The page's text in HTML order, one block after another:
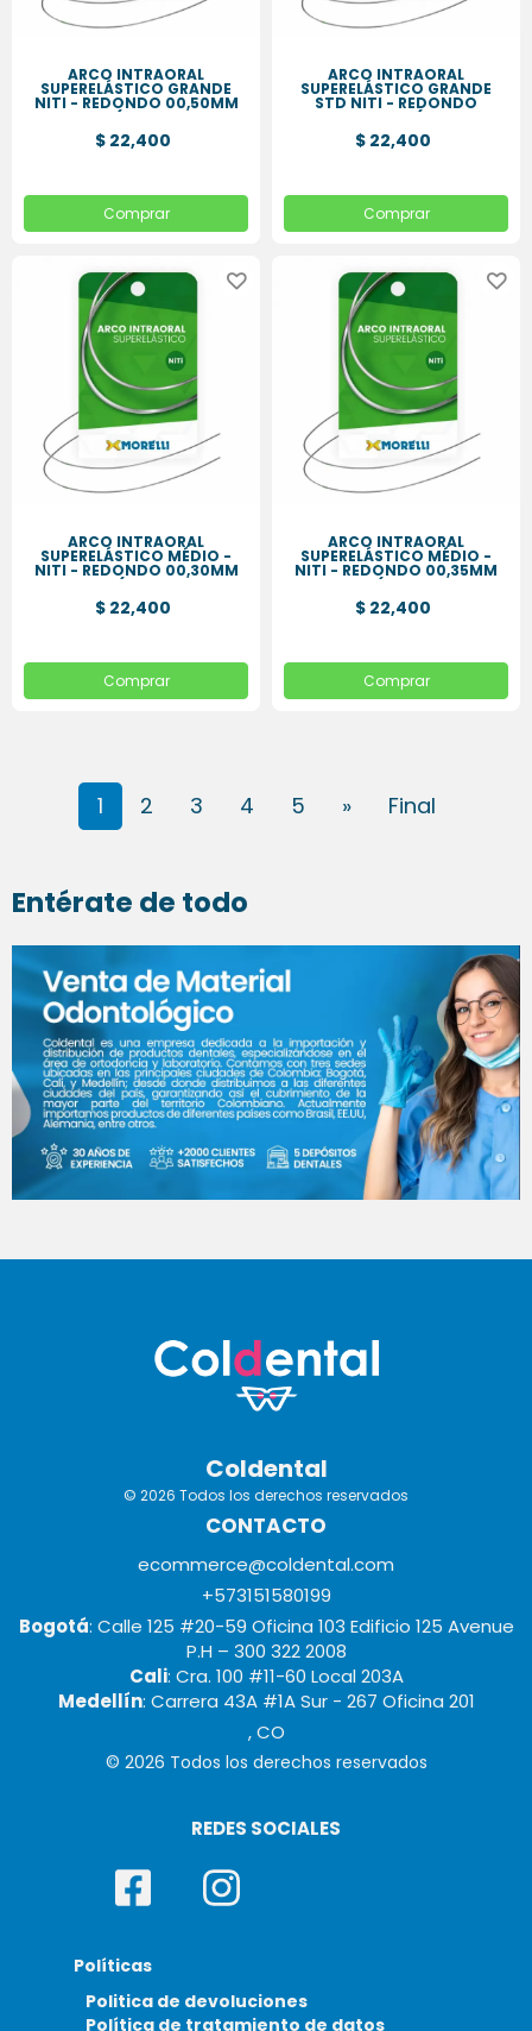
ARCO INTRAORAL
SUPERELÁSTICO GRANDE
NITI - REDONDO 00,50MM
(.020
$ 22,400
Comprar
ARCO INTRAORAL
SUPERELÁSTICO GRANDE
STD NITI - REDONDO
00,30MM (.012
$ 22,400
Comprar
ARCO INTRAORAL
SUPERELÁSTICO MÉDIO -
NITI - REDONDO 00,30MM
(.012
$ 22,400
Comprar
ARCO INTRAORAL
SUPERELÁSTICO MÉDIO -
NITI - REDONDO 00,35MM
(.014
$ 22,400
Comprar
1 2 3 4 5 » Final
Entérate de todo
Coldental
© 2026 Todos los derechos reservados
CONTACTO
ecommerce@coldental.com
+573151580199
Bogotá: Calle 125 #20-59 Oficina 103 Edificio 125 Avenue
P.H – 300 322 2008
Cali: Cra. 100 #11-60 Local 203A
Medellín: Carrera 43A #1A Sur - 267 Oficina 201
, CO
© 2026 Todos los derechos reservados
REDES SOCIALES
Políticas
Politica de devoluciones
Política de tratamiento de datos